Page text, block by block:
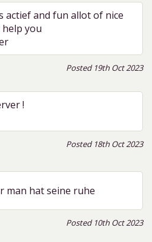
actief and fun allot of nice
you
Posted 19th Oct 2023
!
Posted 18th Oct 2023
man hat seine ruhe
Posted 10th Oct 2023